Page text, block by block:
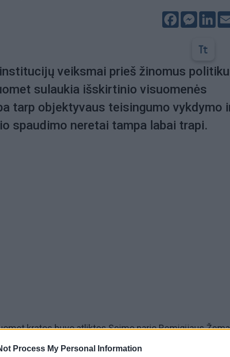
Process My Personal Information
Facebook
veiksmai prieš žinomus
sulaukia išskirtinio visuomenės
tarp objektyvaus teisingumo vykdymo
spaudimo neretai tampa labai trapi.
kratos buvo atliktos Seimo nario Remigijaus
aštrias diskusijas.